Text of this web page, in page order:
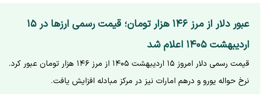
عبور دلار از مرز ۱۴۶ هزار تومان؛ قیمت رسمی ارزها در ۱۵
اردیبهشت ۱۴۰۵ اعلام شد
قیمت رسمی دلار امروز ۱۵ اردیبهشت ۱۴۰۵ از مرز ۱۴۶ هزار تومان عبور کرد.
نرخ حواله یورو و درهم امارات نیز در مرکز مبادله افزایش یافت.